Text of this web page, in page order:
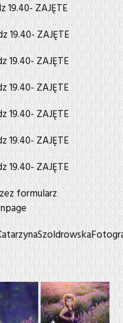
19.40- ZAJĘTE
19.40- ZAJĘTE
19.40- ZAJĘTE
19.40- ZAJĘTE
19.40- ZAJĘTE
19.40- ZAJĘTE
19.40- ZAJĘTE
formularz